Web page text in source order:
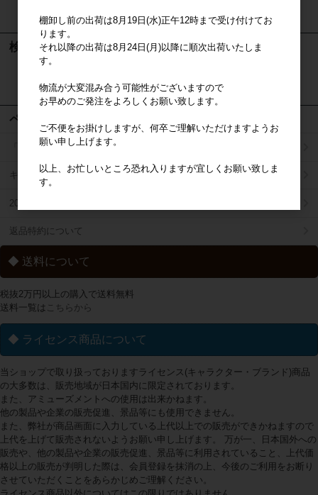
カートは空です
検索
ページメニュー
「掛け払い決済」のご案内
キャラジャン
2025年秋冬商品リスト
返品特約について
◆ 送料について
税抜2万円以上の購入で送料無料
送料一覧は こちらから
◆ ライセンス商品について
当ショップで取り扱っておりますライセンス(キャラクター・ブランド)商品
の大多数は、販売地域が日本国内に限定されております。
また、アミューズメントへの使用は出来かねます。
他の製品や企業の販売促進、景品等にも使用できません。
また、弊社が商品画面に入力している上代以上での販売ができかねますので
上代を上げて販売されないようお願い申し上げます。 万が一、日本国外への
販売や、他の製品や企業の販売促進、景品等に利用されていること、上代価
格以上の販売が判明した際は、会員登録を抹消の上、今後のご利用をお断り
させていただくことをあらかじめご理解ください。
棚卸し前の出荷は8月19日(水)正午12時まで受け付けてお
ります。
それ以降の出荷は8月24日(月)以降に順次出荷いたしま
す。
物流が大変混み合う可能性がございますので
お早めのご発注をよろしくお願い致します。
ご不便をお掛けしますが、何卒ご理解いただけますようお
願い申し上げます。
以上、お忙しいところ恐れ入りますが宜しくお願い致しま
す。